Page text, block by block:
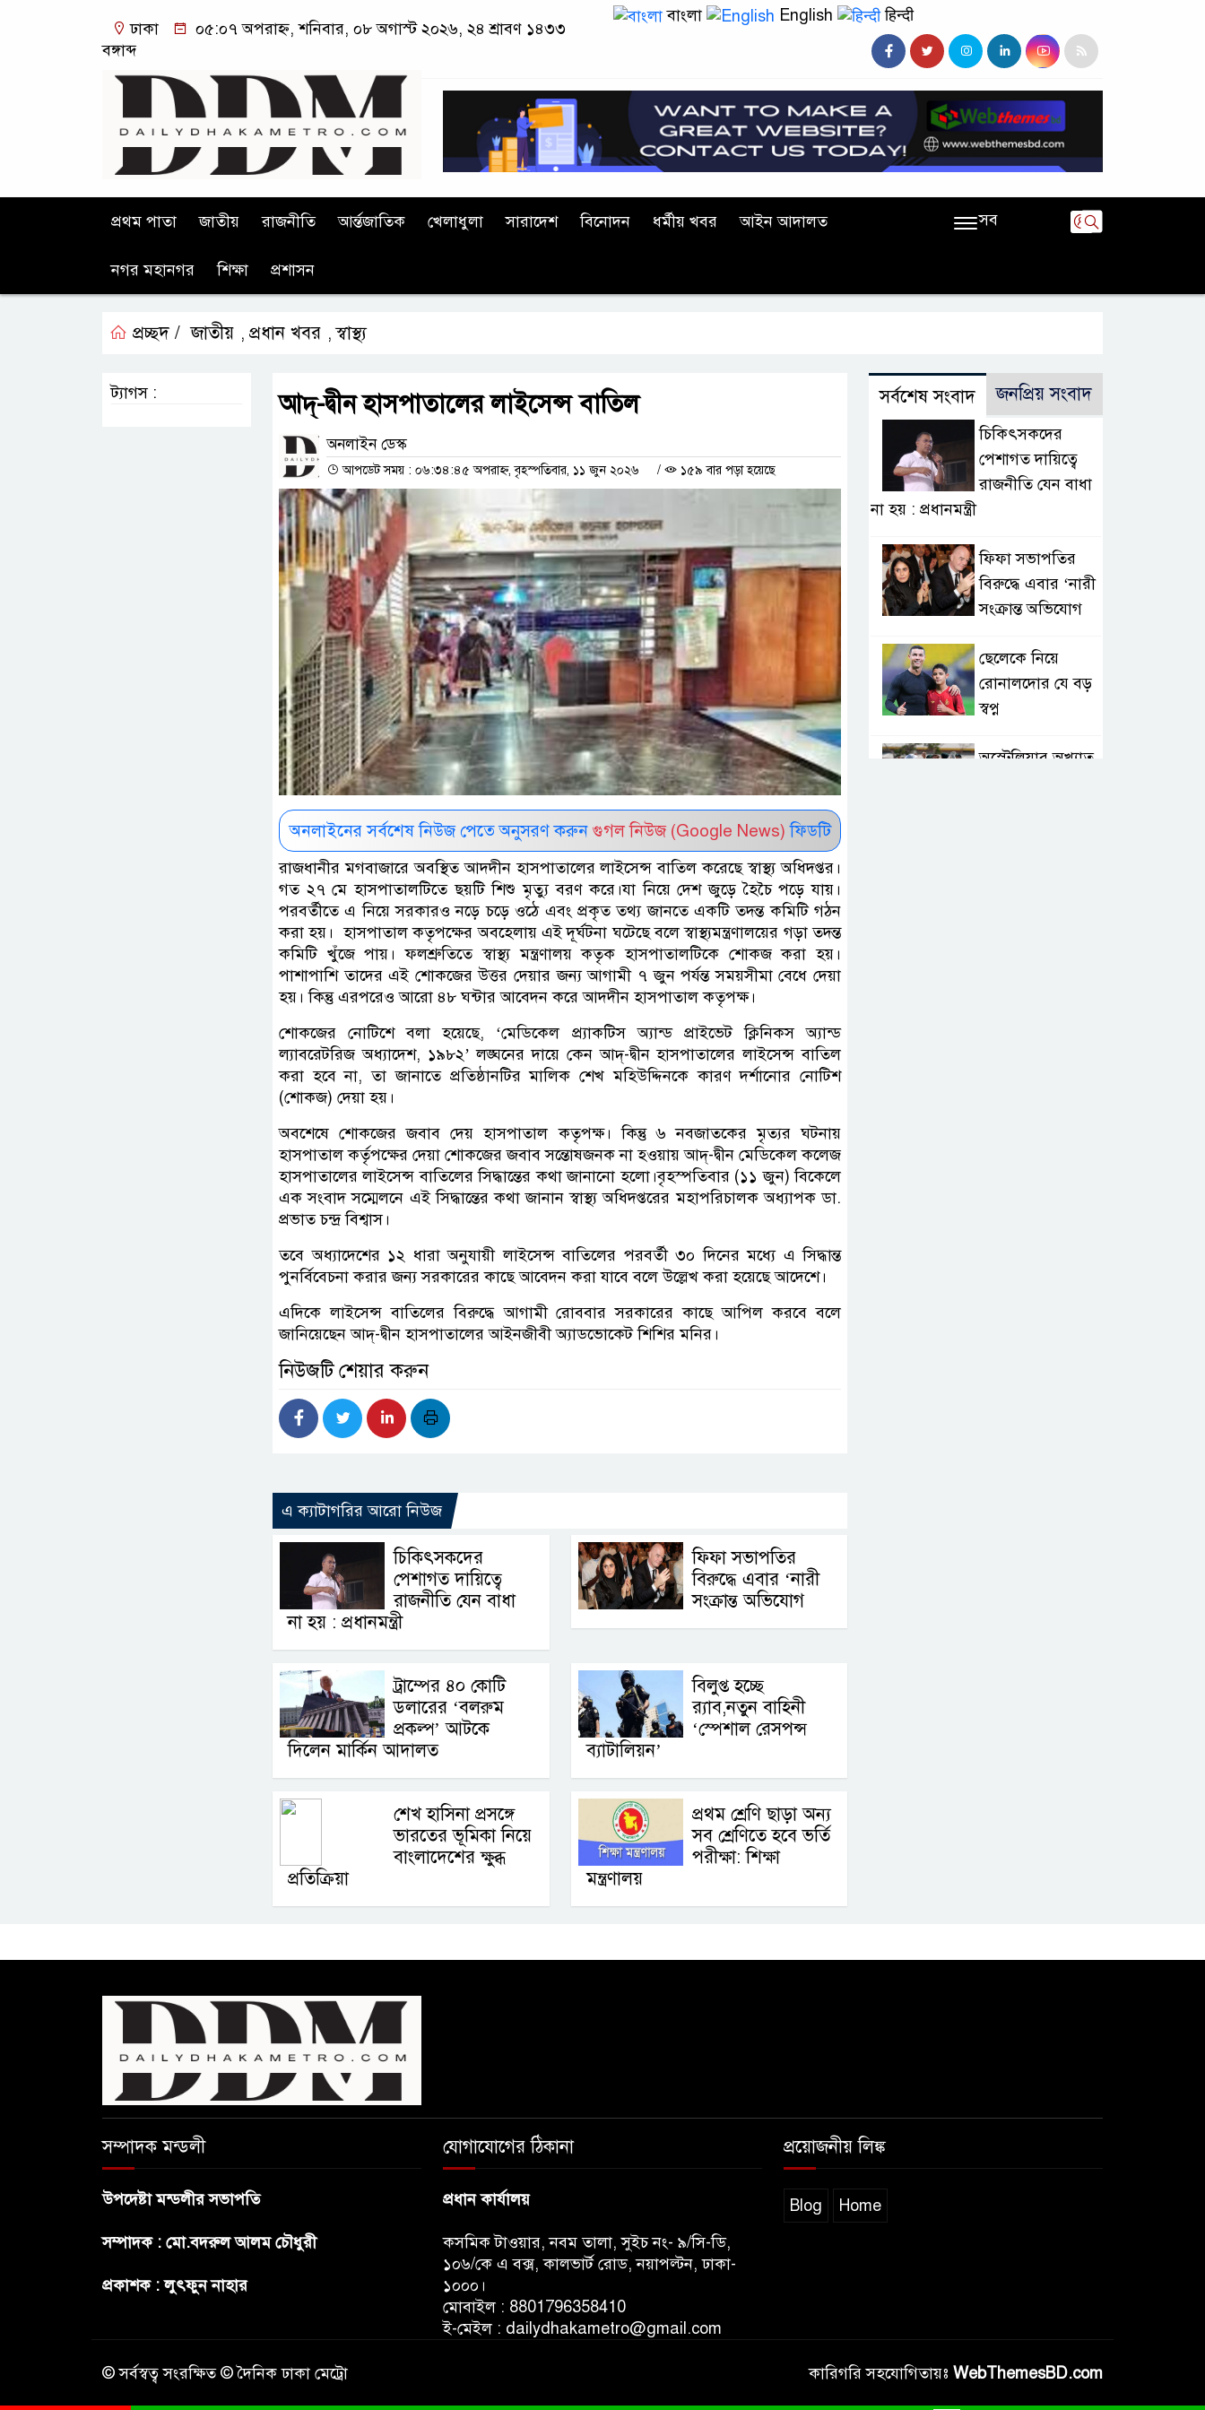
ঢাকা
০৫:০৭ অপরাহ্ন, শনিবার, ০৮ অগাস্ট ২০২৬, ২৪ শ্রাবণ ১৪৩৩
বঙ্গাব্দ
বাংলা English हिन्दी
প্রথম পাতা জাতীয় রাজনীতি আর্ন্তজাতিক খেলাধুলা সারাদেশ বিনোদন ধর্মীয় খবর আইন আদালত
নগর মহানগর শিক্ষা প্রশাসন
সব
প্রচ্ছদ / জাতীয় , প্রধান খবর ,স্বাস্থ্য
আদ্-দ্বীন হাসপাতালের লাইসেন্স বাতিল
অনলাইন ডেস্ক
আপডেট সময় : ০৬:৩৪:৪৫ অপরাহ্ন, বৃহস্পতিবার, ১১ জুন ২০২৬ / ১৫৯ বার পড়া হয়েছে
অনলাইনের সর্বশেষ নিউজ পেতে অনুসরণ করুন গুগল নিউজ (Google News) ফিডটি
রাজধানীর মগবাজারে অবস্থিত আদদীন হাসপাতালের লাইসেন্স বাতিল করেছে স্বাস্থ্য অধিদপ্তর।
গত ২৭ মে হাসপাতালটিতে ছয়টি শিশু মৃত্যু বরণ করে।যা নিয়ে দেশ জুড়ে হৈচৈ পড়ে যায়।
পরবর্তীতে এ নিয়ে সরকারও নড়ে চড়ে ওঠে এবং প্রকৃত তথ্য ‍জানতে একটি তদন্ত কমিটি গঠন
করা হয়। হাসপাতাল কতৃপক্ষের অবহেলায় এই দূর্ঘটনা ঘটেছে বলে স্বাস্থ্যমন্ত্রণালয়ের গড়া তদন্ত
কমিটি খুঁজে পায়। ফলশ্রুতিতে স্বাস্থ্য মন্ত্রণালয় কতৃক হাসপাতালটিকে শোকজ করা হয়।
পাশাপাশি তাদের এই শোকজের উত্তর দেয়ার জন্য আগামী ৭ জুন পর্যন্ত সময়সীমা বেধে দেয়া
হয়। কিন্তু এরপরেও আরো ৪৮ ঘন্টার আবেদন করে আদদীন হাসপাতাল কতৃপক্ষ।
শোকজের নোটিশে বলা হয়েছে, ‘মেডিকেল প্র্যাকটিস অ্যান্ড প্রাইভেট ক্লিনিকস অ্যান্ড
ল্যাবরেটরিজ অধ্যাদেশ, ১৯৮২’ লঙ্ঘনের দায়ে কেন আদ্-দ্বীন হাসপাতালের লাইসেন্স বাতিল
করা হবে না, তা জানাতে প্রতিষ্ঠানটির মালিক শেখ মহিউদ্দিনকে কারণ দর্শানোর নোটিশ
(শোকজ) দেয়া হয়।
অবশেষে শোকজের জবাব দেয় হাসপাতাল কতৃপক্ষ। কিন্তু ৬ নবজাতকের মৃত্যর ঘটনায়
হাসপাতাল কর্তৃপক্ষের দেয়া শোকজের জবাব সন্তোষজনক না হওয়ায় আদ্‌-দ্বীন মেডিকেল কলেজ
হাসপাতালের লাইসেন্স বাতিলের সিদ্ধান্তের কথা জানানো হলো।বৃহস্পতিবার (১১ জুন) বিকেলে
এক সংবাদ সম্মেলনে এই সিদ্ধান্তের কথা জানান স্বাস্থ্য অধিদপ্তরের মহাপরিচালক অধ্যাপক ডা.
প্রভাত চন্দ্র বিশ্বাস।
তবে অধ্যাদেশের ১২ ধারা অনুযায়ী লাইসেন্স বাতিলের পরবর্তী ৩০ দিনের মধ্যে এ সিদ্ধান্ত
পুনর্বিবেচনা করার জন্য সরকারের কাছে আবেদন করা যাবে বলে উল্লেখ করা হয়েছে আদেশে।
এদিকে লাইসেন্স বাতিলের বিরুদ্ধে আগামী রোববার সরকারের কাছে আপিল করবে বলে
জানিয়েছেন আদ্-দ্বীন হাসপাতালের আইনজীবী অ্যাডভোকেট শিশির মনির।
নিউজটি শেয়ার করুন
এ ক্যাটাগরির আরো নিউজ
চিকিৎসকদের
পেশাগত দায়িত্বে
রাজনীতি যেন বাধা
না হয় : প্রধানমন্ত্রী
ফিফা সভাপতির
বিরুদ্ধে এবার ‘নারী
সংক্রান্ত অভিযোগ
ট্রাম্পের ৪০ কোটি
ডলারের ‘বলরুম
প্রকল্প’ আটকে
দিলেন মার্কিন আদালত
বিলুপ্ত হচ্ছে
র‍্যাব,নতুন বাহিনী
‘স্পেশাল রেসপন্স
ব্যাটালিয়ন’
শেখ হাসিনা প্রসঙ্গে
ভারতের ভূমিকা নিয়ে
বাংলাদেশের ক্ষুব্ধ
প্রতিক্রিয়া
প্রথম শ্রেণি ছাড়া অন্য
সব শ্রেণিতে হবে ভর্তি
পরীক্ষা: শিক্ষা
মন্ত্রণালয়
ট্যাগস : সর্বশেষ সংবাদ জনপ্রিয় সংবাদ
চিকিৎসকদের
পেশাগত দায়িত্বে
রাজনীতি যেন বাধা
না হয় : প্রধানমন্ত্রী
ফিফা সভাপতির
বিরুদ্ধে এবার ‘নারী
সংক্রান্ত অভিযোগ
ছেলেকে নিয়ে
রোনালদোর যে বড়
স্বপ্ন
অস্ট্রেলিয়ার অখ্যাত
সম্পাদক মন্ডলী
উপদেষ্টা মন্ডলীর সভাপতি
সম্পাদক : মো.বদরুল আলম চৌধুরী
প্রকাশক : লুৎফুন নাহার
যোগাযোগের ঠিকানা
প্রধান কার্যালয়
কসমিক টাওয়ার, নবম তালা, সুইচ নং- ৯/সি-ডি,
১০৬/কে এ বক্স, কালভার্ট রোড, নয়াপল্টন, ঢাকা-
১০০০।
মোবাইল : 8801796358410
ই-মেইল : dailydhakametro@gmail.com
প্রয়োজনীয় লিঙ্ক
Blog Home
© সর্বস্বত্ব সংরক্ষিত © দৈনিক ঢাকা মেট্রো কারিগরি সহযোগিতায়ঃ WebThemesBD.com